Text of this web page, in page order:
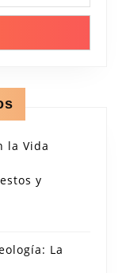
la Vida
y
La